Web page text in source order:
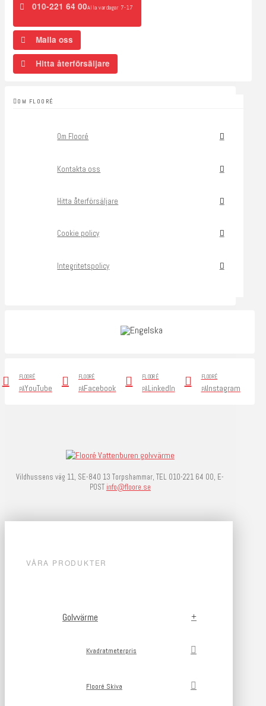
010-221 64 00Alla vardagar 7-17
Maila oss
Hitta återförsäljare
OM FLOORÉ
Om Flooré
Kontakta oss
Hitta återförsäljare
Cookie policy
Integritetspolicy
FLOORÉ
PÅYouTube
FLOORÉ
PÅFacebook
FLOORÉ
PÅLinkedIn
FLOORÉ
PÅInstagram
Vildhussens väg 11, SE-840 13 Torpshammar, TEL 010-221 64 00, E-
POST info@floore.se
VÅRA PRODUKTER
Golvvärme
Kvadratmeterpris
Flooré Skiva